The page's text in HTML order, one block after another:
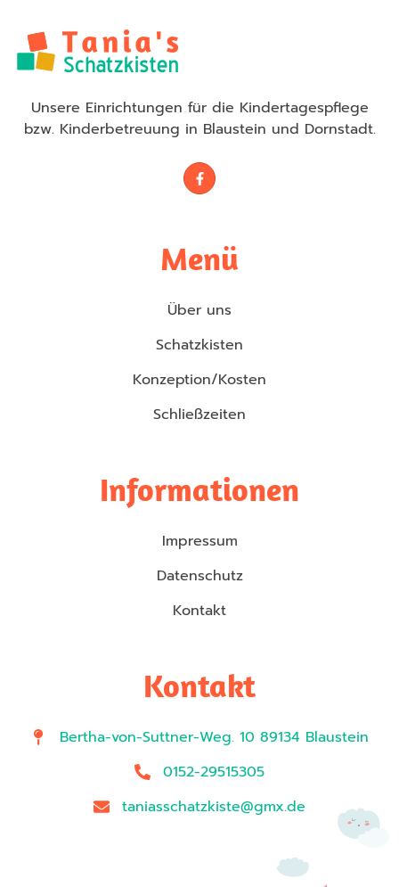
Unsere Einrichtungen für die Kindertagespflege
bzw. Kinderbetreuung in Blaustein und Dornstadt.
Menü
Über uns
Schatzkisten
Konzeption/Kosten
Schließzeiten
Informationen
Impressum
Datenschutz
Kontakt
Kontakt
Bertha-von-Suttner-Weg. 10 89134 Blaustein
0152-29515305
taniasschatzkiste@gmx.de